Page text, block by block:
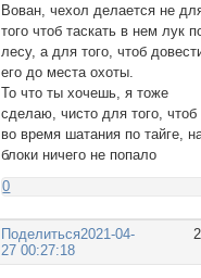
Вован, чехол делается не
того чтоб таскать в нем лук
лесу, а для того, чтоб
его до места охоты.
То что ты хочешь, я тоже
сделаю, чисто для того, чтоб
во время шатания по тайге,
блоки ничего не попало
0
Поделиться2021-04-
27 00:27:18